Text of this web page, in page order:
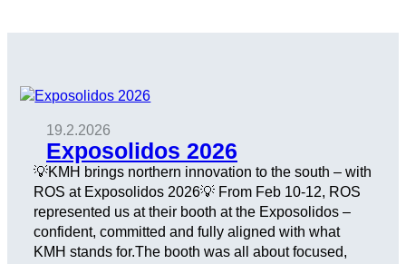
19.2.2026
Exposolidos 2026
💡KMH brings northern innovation to the south – with
ROS at Exposolidos 2026💡 From Feb 10-12, ROS
represented us at their booth at the Exposolidos –
confident, committed and fully aligned with what
KMH stands for.The booth was all about focused,